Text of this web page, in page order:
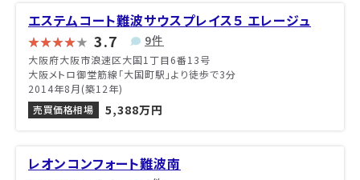
エステムコート難波サウスプレイス５ エレージュ
3.7 9件
大阪府大阪市浪速区大国1丁目6番13号
大阪メトロ御堂筋線「大国町駅」より徒歩で3分
2014年8月(築12年)
売買価格相場
5,388万円
レオンコンフォート難波南